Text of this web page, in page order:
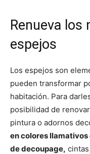
Renueva los
espejos
Los espejos son
pueden transformar
habitación. Para
posibilidad de
pintura o adornos
en colores
de decoupage,